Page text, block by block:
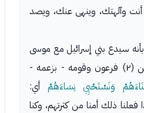
وآلهتك، وينهى عنك، ويصد
سيدع بني إسرائيل مع موسى
بحالة لا ينمون فيها، ويأمن (٢) فرعون وقومه - بزعمه -
وَنَسْتَحْيِي نِسَاءَهُمْ أي:
فعلنا ذلك أمنا من كثرتهم، وكنا